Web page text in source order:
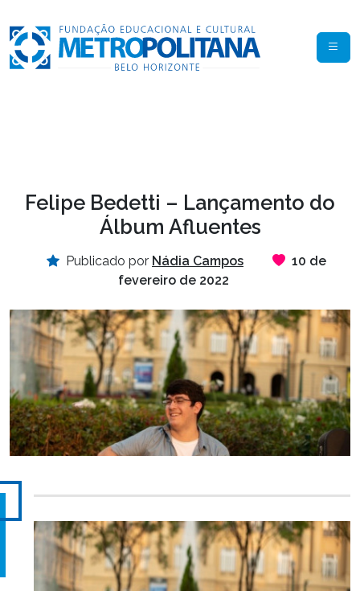
Felipe Bedetti – Lançamento do
Álbum Afluentes
Publicado por Nádia Campos
10 de
fevereiro de 2022